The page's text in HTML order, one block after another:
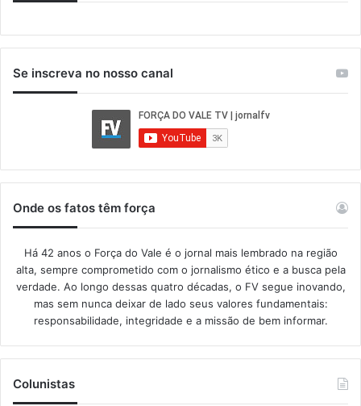
Se inscreva no nosso canal
Onde os fatos têm força
Há 42 anos o Força do Vale é o jornal mais lembrado na região
alta, sempre comprometido com o jornalismo ético e a busca pela
verdade. Ao longo dessas quatro décadas, o FV segue inovando,
mas sem nunca deixar de lado seus valores fundamentais:
responsabilidade, integridade e a missão de bem informar.​
Colunistas